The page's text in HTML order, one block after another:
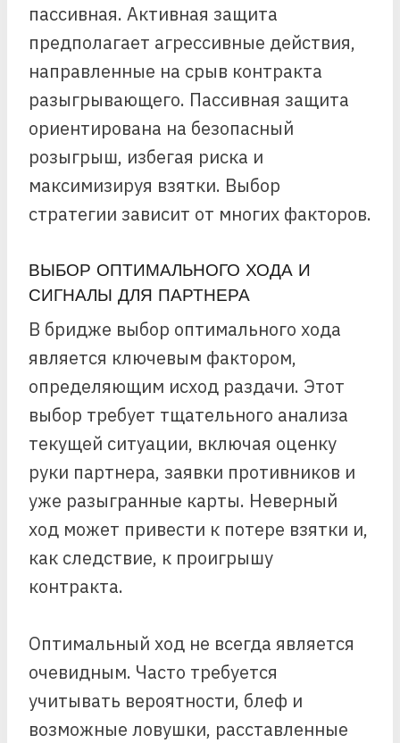
пассивная. Активная защита
предполагает агрессивные действия,
направленные на срыв контракта
разыгрывающего. Пассивная защита
ориентирована на безопасный
розыгрыш, избегая риска и
максимизируя взятки. Выбор
стратегии зависит от многих факторов.
ВЫБОР ОПТИМАЛЬНОГО ХОДА И
СИГНАЛЫ ДЛЯ ПАРТНЕРА
В бридже выбор оптимального хода
является ключевым фактором,
определяющим исход раздачи. Этот
выбор требует тщательного анализа
текущей ситуации, включая оценку
руки партнера, заявки противников и
уже разыгранные карты. Неверный
ход может привести к потере взятки и,
как следствие, к проигрышу
контракта.
Оптимальный ход не всегда является
очевидным. Часто требуется
учитывать вероятности, блеф и
возможные ловушки, расставленные